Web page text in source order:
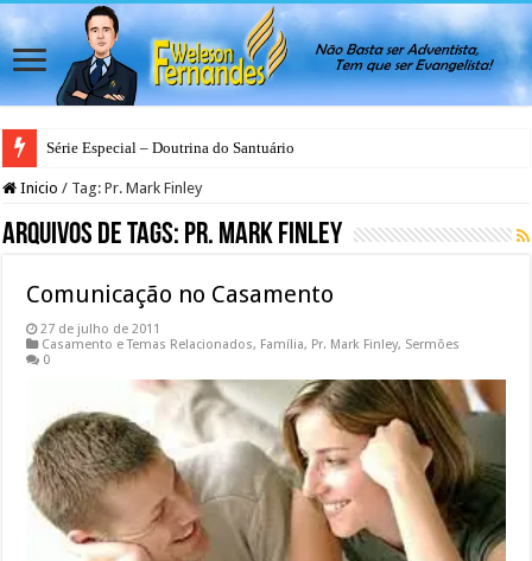
Série Especial – Doutrina do Santuário
Inicio / Tag:Pr. Mark Finley
Arquivos de Tags: Pr. Mark Finley
Comunicação no Casamento
27 de julho de 2011
Casamento e Temas Relacionados, Família, Pr. Mark Finley, Sermões
0